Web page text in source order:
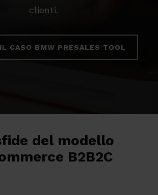
clienti.
CASO BMW PRESALES TOOL
del modello
B2B2C